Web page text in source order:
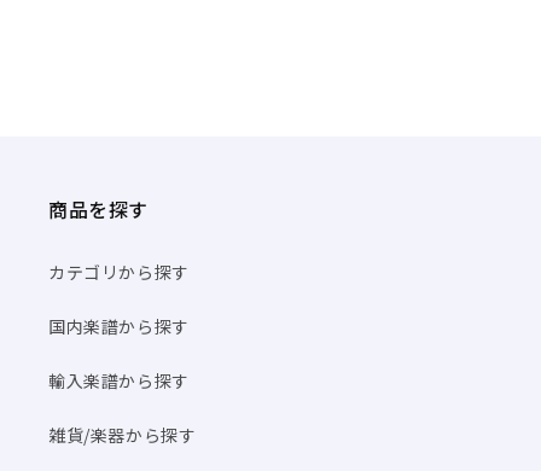
商品を探す
カテゴリから探す
国内楽譜から探す
輸入楽譜から探す
雑貨/楽器から探す